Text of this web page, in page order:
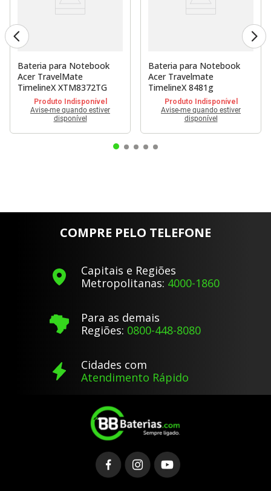
Bateria para Notebook
Acer TravelMate
TimelineX XTM8372TG
Produto Indisponível
Avise-me quando estiver
disponível
Bateria para Notebook
Acer Travelmate
TimelineX 8481g
Produto Indisponível
Avise-me quando estiver
disponível
COMPRE PELO TELEFONE
Capitais e Regiões
Metropolitanas: 4000-1860
Para as demais
Regiões: 0800-448-8080
Cidades com
Atendimento Rápido